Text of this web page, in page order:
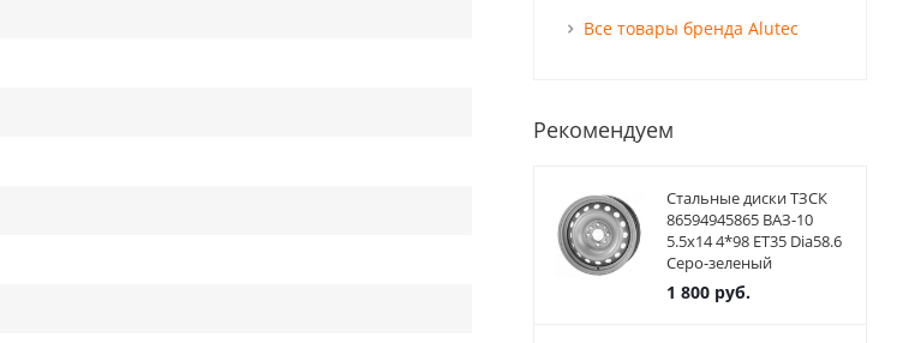
Все товары бренда Alutec
Рекомендуем
Стальные диски ТЗСК
86594945865 ВАЗ-10
5.5x14 4*98 ET35 Dia58.6
Серо-зеленый
1 800руб.